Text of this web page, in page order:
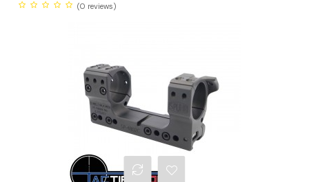
(0 reviews)